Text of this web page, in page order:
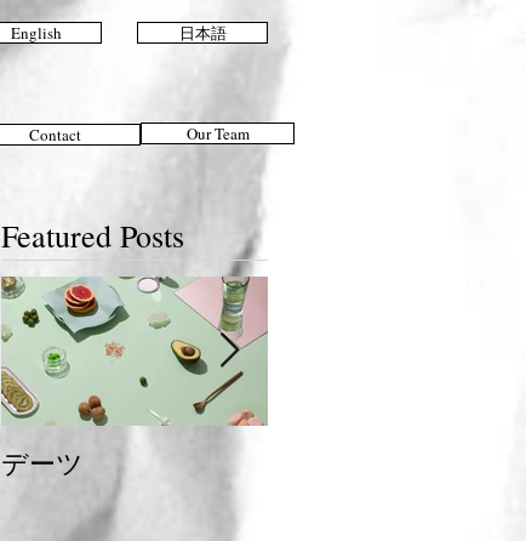
Contact Our Team
Featured Posts
デーツ
English 日本語